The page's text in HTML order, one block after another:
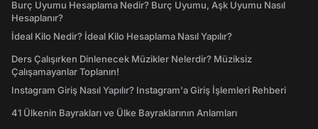
Burç Uyumu Hesaplama Nedir? Burç Uyumu, Aşk Uyumu Nasıl
Hesaplanır?
İdeal Kilo Nedir? İdeal Kilo Hesaplama Nasıl Yapılır?
Ders Çalışırken Dinlenecek Müzikler Nelerdir? Müziksiz
Çalışamayanlar Toplanın!
Instagram Giriş Nasıl Yapılır? Instagram'a Giriş İşlemleri Rehberi
41 Ülkenin Bayrakları ve Ülke Bayraklarının Anlamları